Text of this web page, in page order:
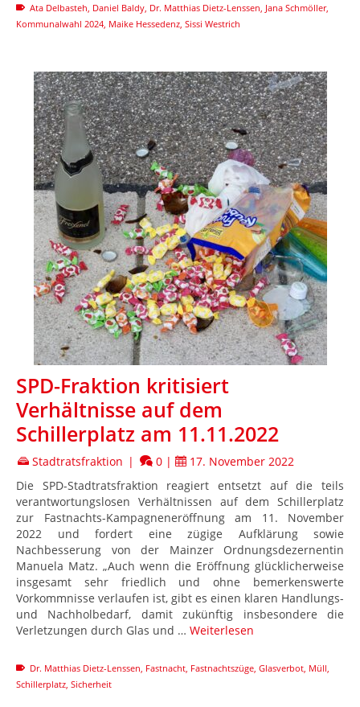
Ata Delbasteh Daniel Baldy Dr. Matthias Dietz-Lenssen Jana Schmöller,
Kommunalwahl 2024 Maike Hessedenz Sissi Westrich
SPD-Fraktion kritisiert
Verhältnisse auf dem
Schillerplatz am 11.11.2022
Stadtratsfraktion | 0 |
17. November 2022
Die SPD-Stadtratsfraktion reagiert entsetzt auf die teils
verantwortungslosen Verhältnissen auf dem Schillerplatz
zur Fastnachts-Kampagneneröffnung am 11. November
2022 und fordert eine zügige Aufklärung sowie
Nachbesserung von der Mainzer Ordnungsdezernentin
Manuela Matz. „Auch wenn die Eröffnung glücklicherweise
insgesamt sehr friedlich und ohne bemerkenswerte
Vorkommnisse verlaufen ist, gibt es einen klaren Handlungs-
und Nachholbedarf, damit zukünftig insbesondere die
Verletzungen durch Glas und … Weiterlesen
Dr. Matthias Dietz-Lenssen Fastnacht Fastnachtszüge Glasverbot Müll
Schillerplatz Sicherheit